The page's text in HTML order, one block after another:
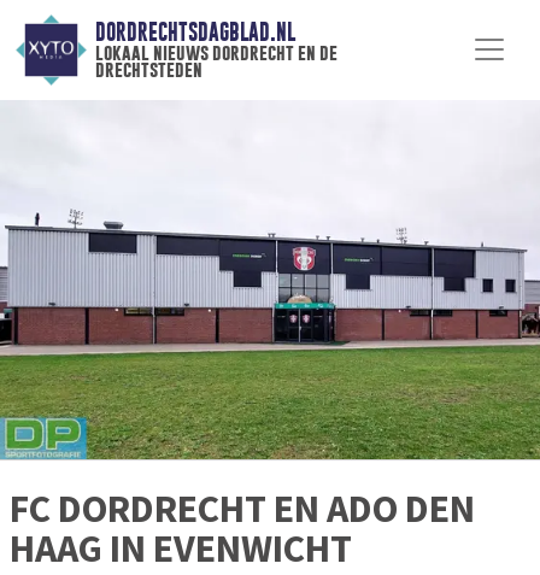
DORDRECHTSDAGBLAD.NL
lokaal nieuws dordrecht en de
drechtsteden
FC DORDRECHT EN ADO DEN
HAAG IN EVENWICHT